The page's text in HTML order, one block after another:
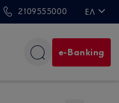
2109555000 ΕΛ
e-Banking